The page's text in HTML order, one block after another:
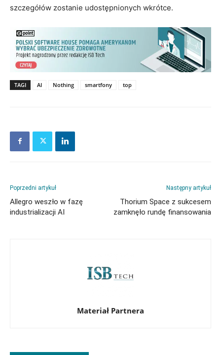
szczegółów zostanie udostępnionych wkrótce.
TAGI AI Nothing smartfony top
Poprzedni artykuł
Allegro weszło w fazę
industrializacji AI
Następny artykuł
Thorium Space z sukcesem
zamknęło rundę finansowania
Materiał Partnera